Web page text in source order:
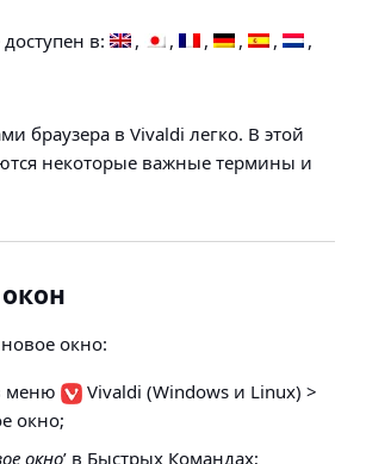
в:
браузера в Vivaldi легко. В этой
некоторые важные термины и
окно:
меню
Vivaldi (Windows и Linux) >
окно;
окно’ в Быстрых Командах;